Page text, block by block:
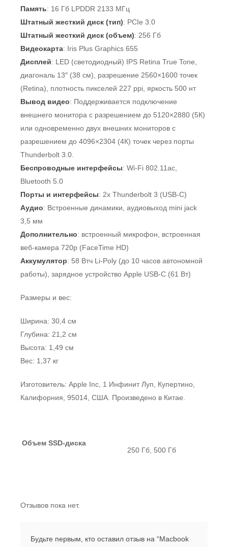
Память: 16 Гб LPDDR 2133 МГц
Штатный жесткий диск (тип): PCIe 3.0
Штатный жесткий диск (объем): 256 Гб
Видеокарта: Iris Plus Graphics 655
Дисплей: LED (светодиодный) IPS Retina True Tone,
диагональ 13″ (38 см), разрешение 2560×1600 точек
(Retina), плотность пикселей 227 ppi, яркость 500 нт
Вывод видео: Поддерживается подключение
внешнего монитора с разрешением до 5120×2880 (5К)
или одновременно двух внешних мониторов с
разрешением до 4096×2304 (4К) точек через порты
Thunderbolt 3.0.
Беспроводные интерфейсы: Wi-Fi 802.11ac,
Bluetooth 5.0
Порты и интерфейсы: 2x Thunderbolt 3 (USB-C)
Аудио: Встроенные динамики, аудиовыход mini jack
3,5 мм
Дополнительно: встроенный микрофон, встроенная
веб-камера 720p (FaceTime HD)
Аккумулятор: 58 Втч Li-Poly (до 10 часов автономной
работы), зарядное устройство Apple USB-C (61 Вт)
Размеры и вес:
Ширина: 30,4 см
Глубина: 21,2 см
Высота: 1,49 см
Вес: 1,37 кг
Изготовитель: Apple Inc, 1 Инфинит Луп, Купертино,
Калифорния, 95014, США. Произведено в Китае.
Объем SSD-диска
250 Гб, 500 Гб
Отзывов пока нет.
Будьте первым, кто оставил отзыв на “Macbook